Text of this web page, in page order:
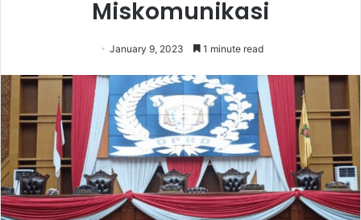
Miskomunikasi
January 9, 2023 1 minute read